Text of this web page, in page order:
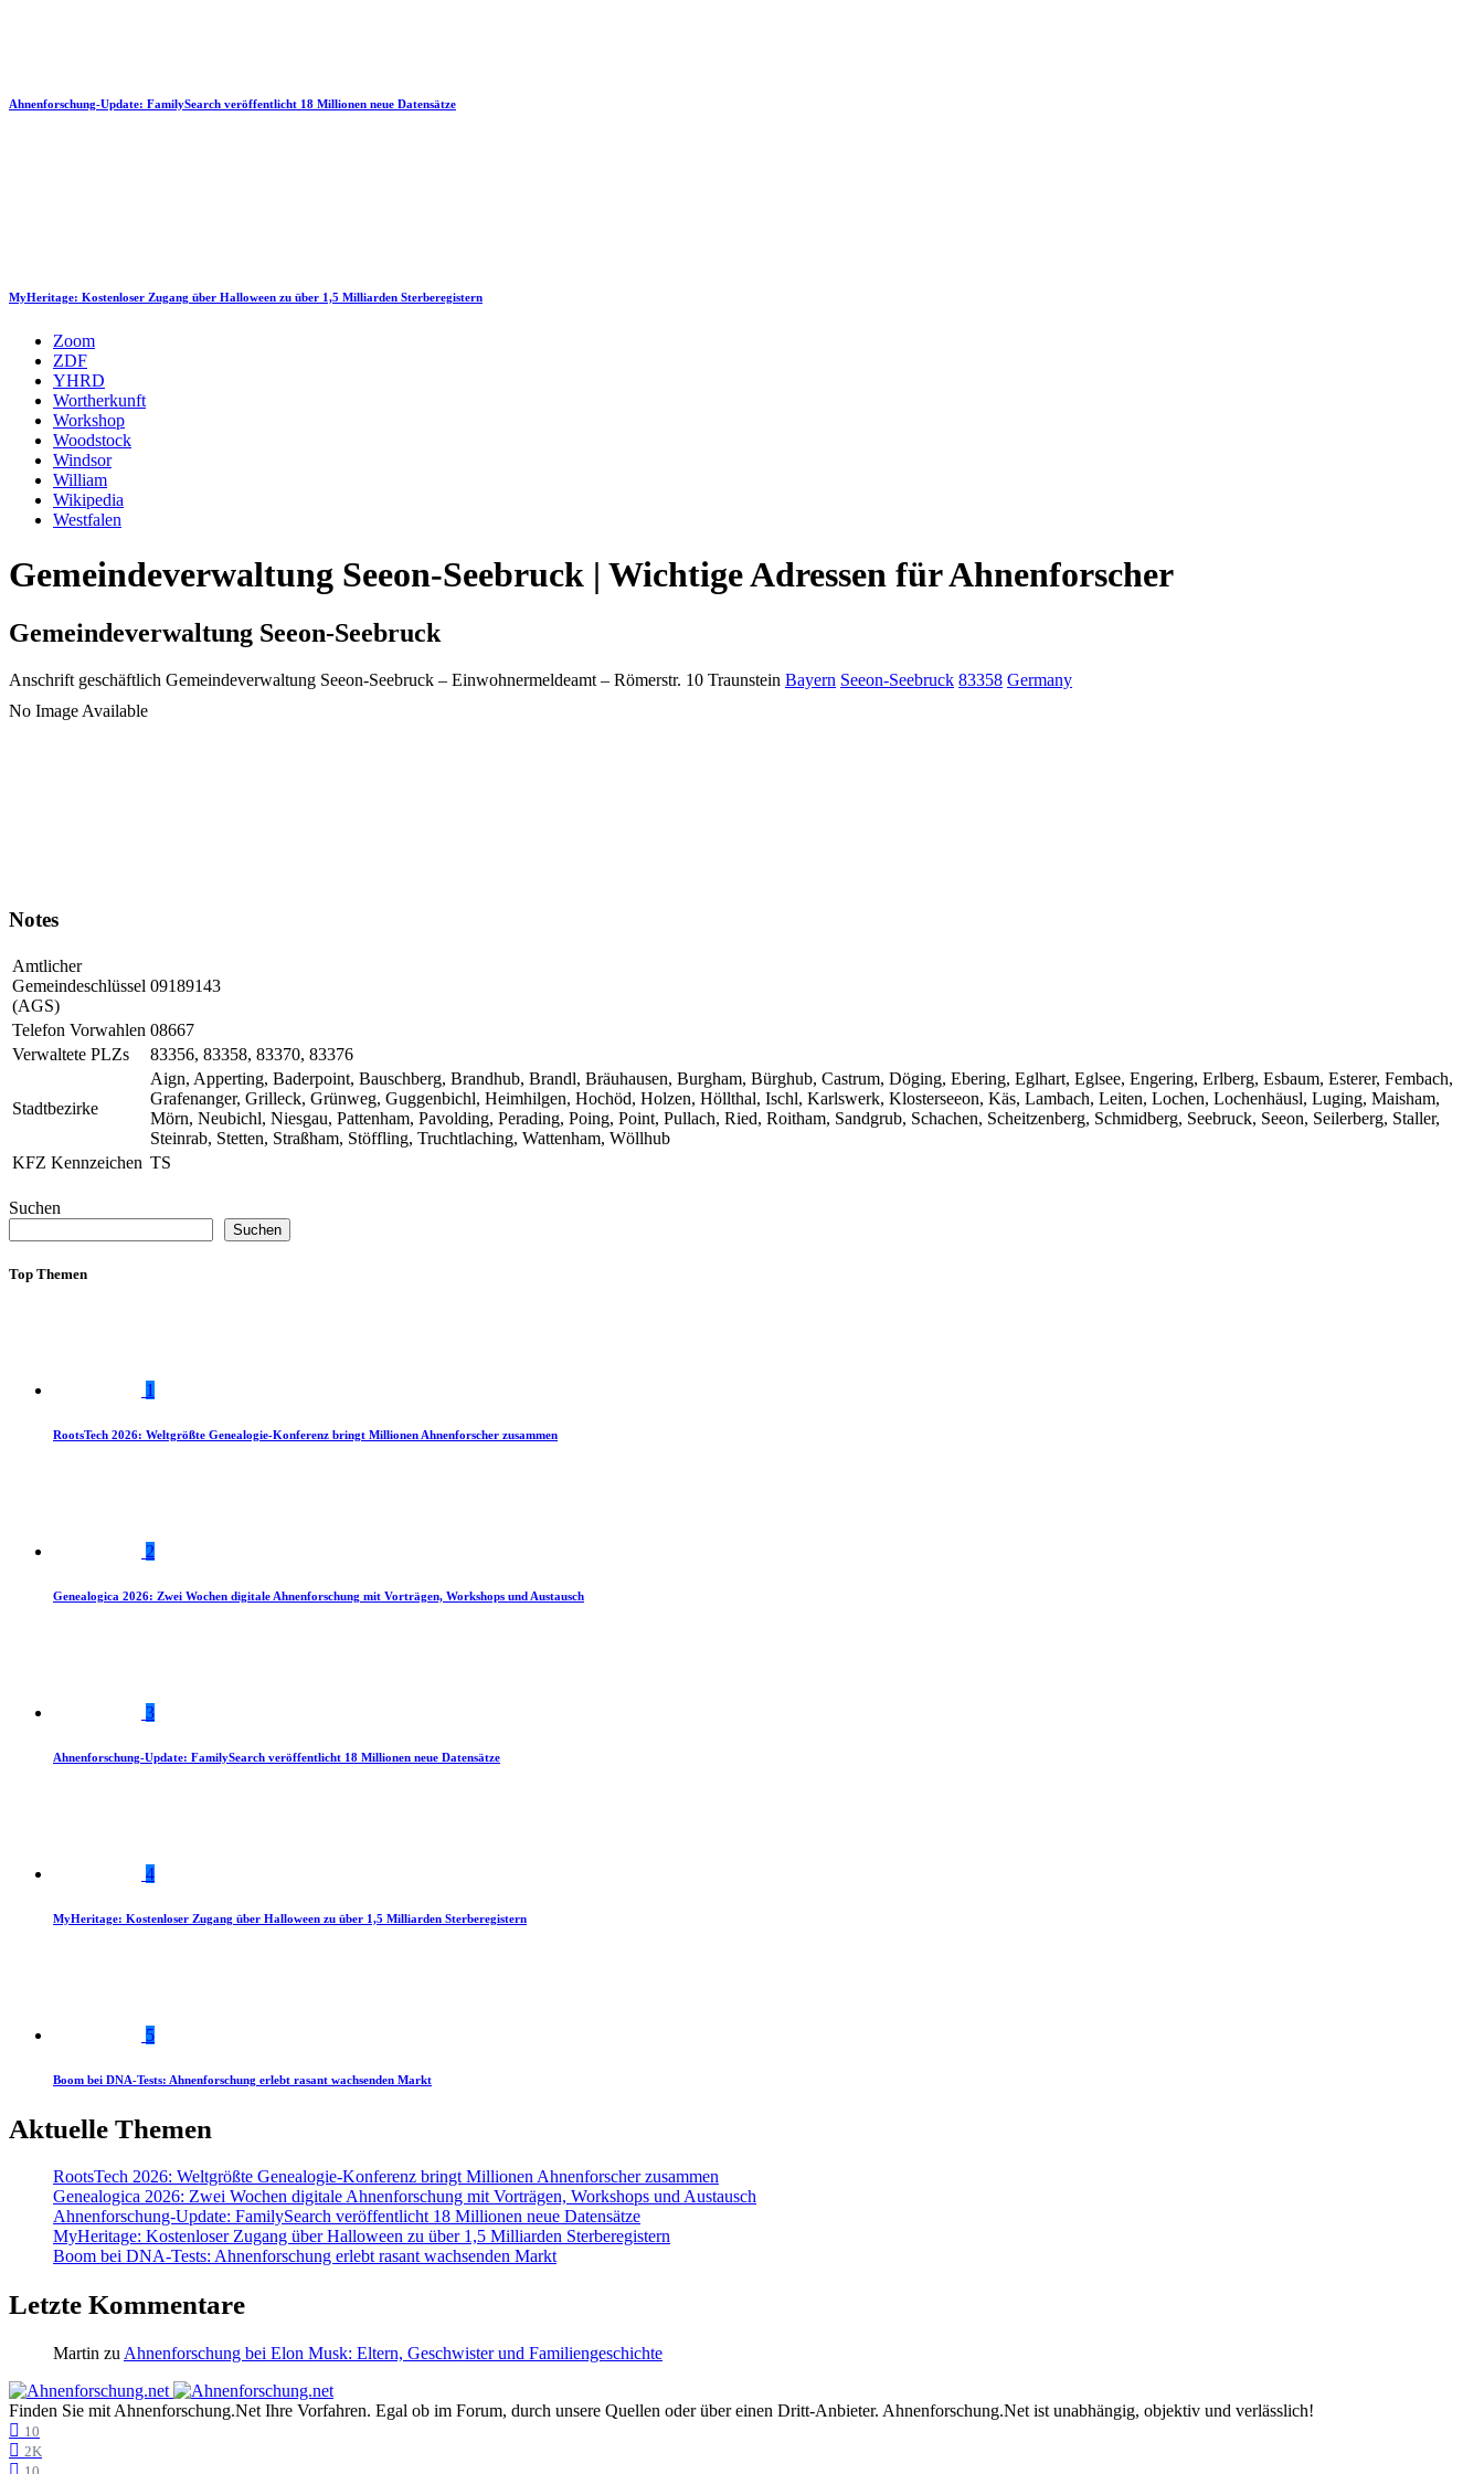
Ahnenforschung-Update: FamilySearch veröffentlicht 18 Millionen neue Datensätze
MyHeritage: Kostenloser Zugang über Halloween zu über 1,5 Milliarden Sterberegistern
Zoom
ZDF
YHRD
Wortherkunft
Workshop
Woodstock
Windsor
William
Wikipedia
Westfalen
Gemeindeverwaltung Seeon-Seebruck | Wichtige Adressen für Ahnenforscher
Gemeindeverwaltung Seeon-Seebruck
Anschrift geschäftlich Gemeindeverwaltung Seeon-Seebruck – Einwohnermeldeamt – Römerstr. 10 Traunstein Bayern Seeon-Seebruck 83358 Germany
No Image Available
Notes
Amtlicher
Gemeindeschlüssel
(AGS)
09189143
Telefon Vorwahlen 08667
Verwaltete PLZs
83356, 83358, 83370, 83376
Stadtbezirke
Aign, Apperting, Baderpoint, Bauschberg, Brandhub, Brandl, Bräuhausen, Burgham, Bürghub, Castrum, Döging, Ebering, Eglhart, Eglsee, Engering, Erlberg, Esbaum, Esterer, Fembach,
Grafenanger, Grilleck, Grünweg, Guggenbichl, Heimhilgen, Hochöd, Holzen, Höllthal, Ischl, Karlswerk, Klosterseeon, Käs, Lambach, Leiten, Lochen, Lochenhäusl, Luging, Maisham,
Mörn, Neubichl, Niesgau, Pattenham, Pavolding, Perading, Poing, Point, Pullach, Ried, Roitham, Sandgrub, Schachen, Scheitzenberg, Schmidberg, Seebruck, Seeon, Seilerberg, Staller,
Steinrab, Stetten, Straßham, Stöffling, Truchtlaching, Wattenham, Wöllhub
KFZ Kennzeichen TS
Suchen
Suchen
Top Themen
1
RootsTech 2026: Weltgrößte Genealogie-Konferenz bringt Millionen Ahnenforscher zusammen
2
Genealogica 2026: Zwei Wochen digitale Ahnenforschung mit Vorträgen, Workshops und Austausch
3
Ahnenforschung-Update: FamilySearch veröffentlicht 18 Millionen neue Datensätze
4
MyHeritage: Kostenloser Zugang über Halloween zu über 1,5 Milliarden Sterberegistern
5
Boom bei DNA-Tests: Ahnenforschung erlebt rasant wachsenden Markt
Aktuelle Themen
RootsTech 2026: Weltgrößte Genealogie-Konferenz bringt Millionen Ahnenforscher zusammen
Genealogica 2026: Zwei Wochen digitale Ahnenforschung mit Vorträgen, Workshops und Austausch
Ahnenforschung-Update: FamilySearch veröffentlicht 18 Millionen neue Datensätze
MyHeritage: Kostenloser Zugang über Halloween zu über 1,5 Milliarden Sterberegistern
Boom bei DNA-Tests: Ahnenforschung erlebt rasant wachsenden Markt
Letzte Kommentare
Martin zu Ahnenforschung bei Elon Musk: Eltern, Geschwister und Familiengeschichte
Finden Sie mit Ahnenforschung.Net Ihre Vorfahren. Egal ob im Forum, durch unsere Quellen oder über einen Dritt-Anbieter. Ahnenforschung.Net ist unabhängig, objektiv und verlässlich!
10
2K